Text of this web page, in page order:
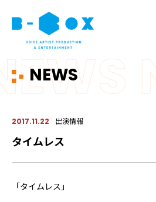
NEWS
2017.11.22 出演情報
タイムレス
「タイムレス」